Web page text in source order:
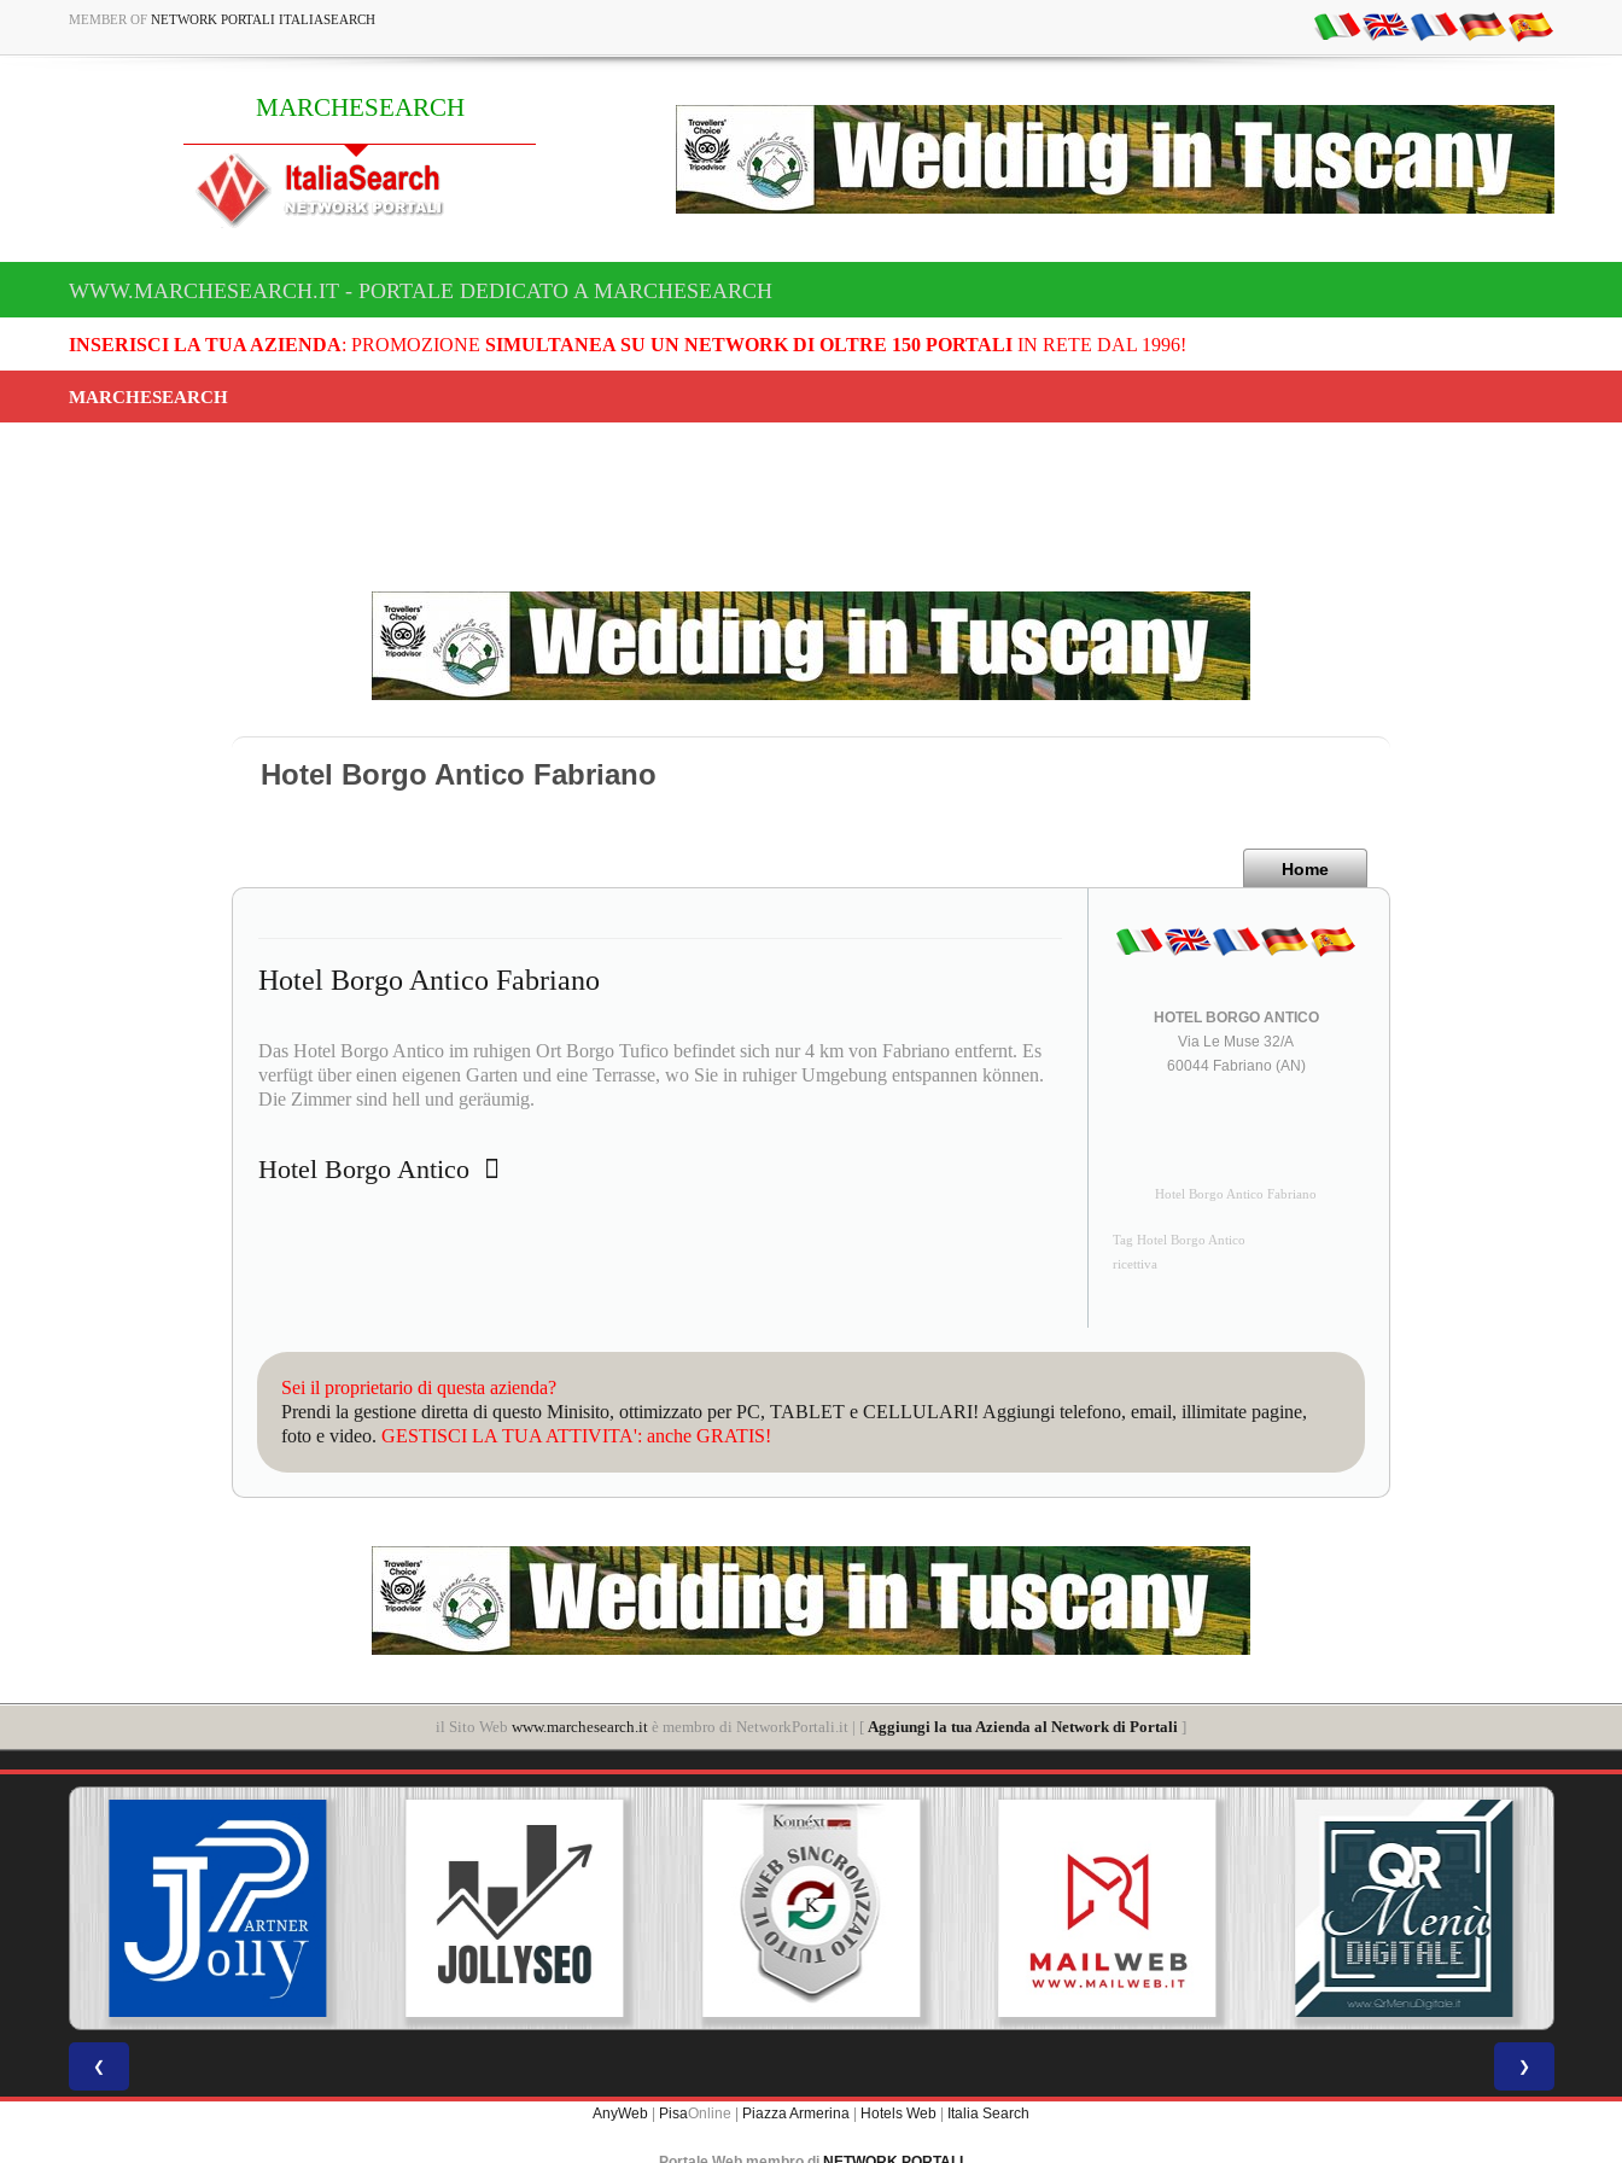
MEMBER OF NETWORK PORTALI ITALIASEARCH
MARCHESEARCH
WWW.MARCHESEARCH.IT - PORTALE DEDICATO A MARCHESEARCH
INSERISCI LA TUA AZIENDA: PROMOZIONE SIMULTANEA SU UN NETWORK DI OLTRE 150 PORTALIIN RETE DAL 1996!
MARCHESEARCH
Hotel Borgo Antico Fabriano
Home
Hotel Borgo Antico Fabriano
Das Hotel Borgo Antico im ruhigen Ort Borgo Tufico befindet sich nur 4 km von Fabriano entfernt. Es
verfügt über einen eigenen Garten und eine Terrasse, wo Sie in ruhiger Umgebung entspannen können.
Die Zimmer sind hell und geräumig.
Hotel Borgo Antico
HOTEL BORGO ANTICO
Via Le Muse 32/A
60044 Fabriano (AN)
Hotel Borgo Antico Fabriano
Tag Hotel Borgo Antico
ricettiva
Sei il proprietario di questa azienda?
Prendi la gestione diretta di questo Minisito, ottimizzato per PC, TABLET e CELLULARI! Aggiungi telefono, email, illimitate pagine,
foto e video. GESTISCI LA TUA ATTIVITA': anche GRATIS!
il Sito Web www.marchesearch.it è membro di NetworkPortali.it | [ Aggiungi la tua Azienda al Network di Portali ]
❮ ❯
AnyWeb | PisaOnline | Piazza Armerina | Hotels Web | Italia Search